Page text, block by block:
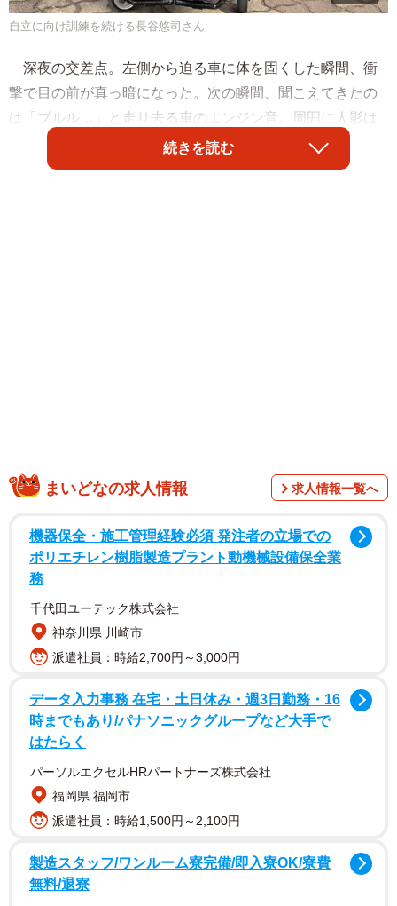
自立に向け訓練を続ける長谷悠司さん
深夜の交差点。左側から迫る車に体を固くした瞬間、衝
撃で目の前が真っ暗になった。次の瞬間、聞こえてきたの
は「ブルル…」と走り去る車のエンジン音。周囲に人影は
ない。「このまま死ぬのか」と絶望感が襲った。
長谷さんは２年前、買い物に行こうと自宅からバイクで
たが、足の感覚が全くない。腰を触っても無機物を触るよ
うに冷たくて固かった。肺も損傷しており、呼吸がだんだ
ん苦しくなる中、走り去る車の姿に、声にならない声で
「助けて…！」と絞り出した。
幸い、事故に気付いた近くの住民が１１９番をしてくれ
う。４０代の男性で、酒を飲んでおり「怖くなった。何に
続きを読む
まいどなの求人情報 求人情報一覧へ
機器保全・施工管理経験必須 発注者の立場での
ポリエチレン樹脂製造プラント動機械設備保全業
務
千代田ユーテック株式会社
神奈川県 川崎市
派遣社員：時給2,700円～3,000円
データ入力事務 在宅・土日休み・週3日勤務・16
時までもあり/パナソニックグループなど大手で
はたらく
パーソルエクセルHRパートナーズ株式会社
福岡県 福岡市
派遣社員：時給1,500円～2,100円
製造スタッフ/ワンルーム寮完備/即入寮OK/寮費
無料/退寮